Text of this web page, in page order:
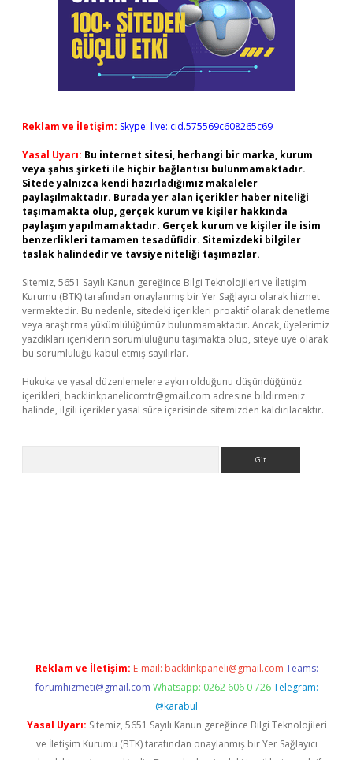
Reklam ve İletişim: Skype: live:.cid.575569c608265c69
Yasal Uyarı: Bu internet sitesi, herhangi bir marka, kurum
veya şahıs şirketi ile hiçbir bağlantısı bulunmamaktadır.
Sitede yalnızca kendi hazırladığımız makaleler
paylaşılmaktadır. Burada yer alan içerikler haber niteliği
taşımamakta olup, gerçek kurum ve kişiler hakkında
paylaşım yapılmamaktadır. Gerçek kurum ve kişiler ile isim
benzerlikleri tamamen tesadüfidir. Sitemizdeki bilgiler
taslak halindedir ve tavsiye niteliği taşımazlar.
Sitemiz, 5651 Sayılı Kanun gereğince Bilgi Teknolojileri ve İletişim
Kurumu (BTK) tarafından onaylanmış bir Yer Sağlayıcı olarak hizmet
vermektedir. Bu nedenle, sitedeki içerikleri proaktif olarak denetleme
veya araştırma yükümlülüğümüz bulunmamaktadır. Ancak, üyelerimiz
yazdıkları içeriklerin sorumluluğunu taşımakta olup, siteye üye olarak
bu sorumluluğu kabul etmiş sayılırlar.
Hukuka ve yasal düzenlemelere aykırı olduğunu düşündüğünüz
içerikleri, backlinkpanelicomtr@gmail.com adresine bildirmeniz
halinde, ilgili içerikler yasal süre içerisinde sitemizden kaldırılacaktır.
Reklam ve İletişim: E-mail: backlinkpaneli@gmail.com Teams:
forumhizmeti@gmail.com Whatsapp: 0262 606 0 726 Telegram:
@karabul
Yasal Uyarı: Sitemiz, 5651 Sayılı Kanun gereğince Bilgi Teknolojileri
ve İletişim Kurumu (BTK) tarafından onaylanmış bir Yer Sağlayıcı